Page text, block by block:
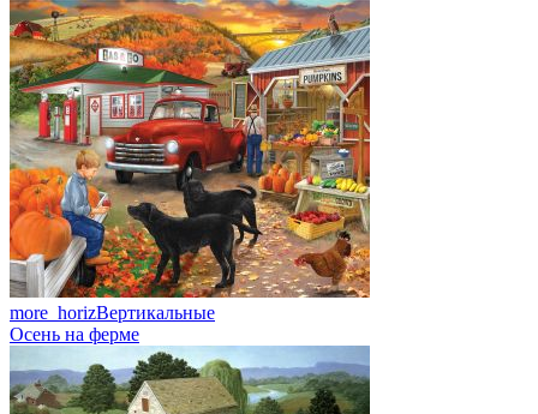
more_horizВертикальные
Осень на ферме